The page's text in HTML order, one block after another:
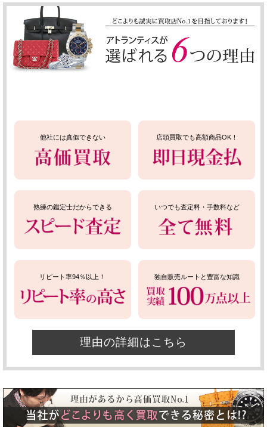
他社には真似できない 店頭買取でも高額商品OK！
熟練の鑑定士だからできる いつでも査定料・手数料など
リピート率94％以上！ 独自販売ルートと豊富な知識
理由の詳細はこちら